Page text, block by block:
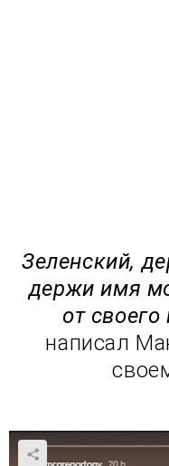
Зеленский,
держи имя
от
написал